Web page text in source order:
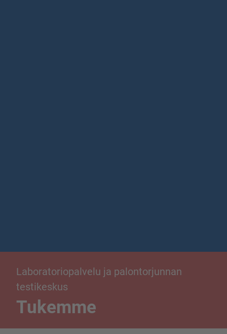
Laboratoriopalvelu ja palontorjunnan
testikeskus
Tukemme